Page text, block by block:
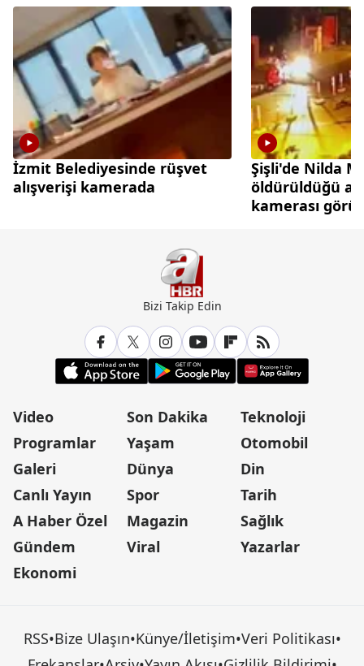
İzmit Belediyesinde rüşvet
alışverişi kamerada
Şişli'de Nilda
öldürüldüğü
kamerası
Bizi Takip Edin
Video
Programlar
Galeri
Canlı Yayın
A Haber Özel
Gündem
Ekonomi
Son Dakika
Yaşam
Dünya
Spor
Magazin
Viral
Teknoloji
Otomobil
Din
Tarih
Sağlık
Yazarlar
RSS•Bize Ulaşın•Künye/İletişim•Veri Politikası•